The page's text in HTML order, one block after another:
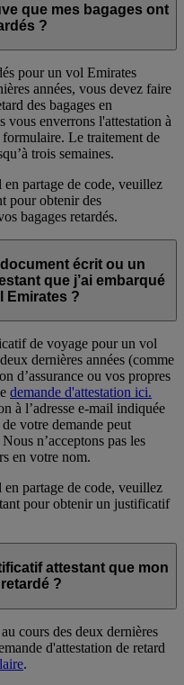
que mes bagages ont
?
pour un vol Emirates
années, vous devez faire
des bagages en
vous enverrons l'attestation à
Le traitement de
trois semaines.
partage de code, veuillez
pour obtenir des
bagages retardés.
écrit ou un
que j’ai embarqué
Emirates ?
de voyage pour un vol
dernières années (comme
d’assurance ou vos propres
demande d'attestation ici.
à l’adresse e-mail indiquée
votre demande peut
n’acceptons pas les
en votre nom.
partage de code, veuillez
pour obtenir un justificatif
attestant que mon
?
cours des deux dernières
d'attestation de retard
.